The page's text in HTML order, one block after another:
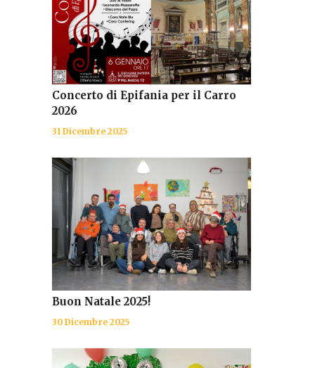
Concerto di Epifania per il Carro
2026
31 Dicembre 2025
Buon Natale 2025!
30 Dicembre 2025